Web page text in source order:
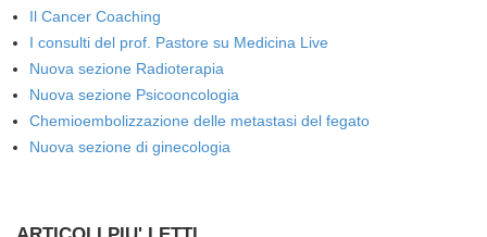
Il Cancer Coaching
I consulti del prof. Pastore su Medicina Live
Nuova sezione Radioterapia
Nuova sezione Psicooncologia
Chemioembolizzazione delle metastasi del fegato
Nuova sezione di ginecologia